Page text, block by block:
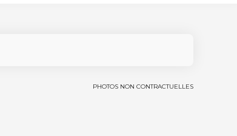
PHOTOS NON CONTRACTUELLES